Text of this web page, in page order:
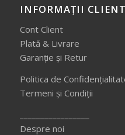
INFORMAȚII CLIENT
Cont Client
Plată & Livrare
Garanție și Retur
Politica de
Termeni și Condiții
Despre noi